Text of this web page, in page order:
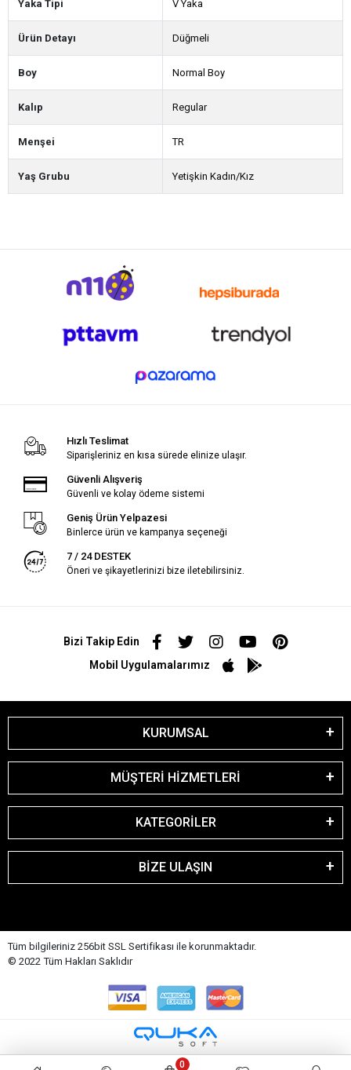
Yaka Tipi V Yaka
Ürün Detayı Düğmeli
Boy Normal Boy
Kalıp Regular
Menşei TR
Yaş Grubu Yetişkin Kadın/Kız
Hızlı Teslimat
Siparişleriniz en kısa sürede elinize ulaşır.
Güvenli Alışveriş
Güvenli ve kolay ödeme sistemi
Geniş Ürün Yelpazesi
Binlerce ürün ve kampanya seçeneği
7 / 24 DESTEK
Öneri ve şikayetlerinizi bize iletebilirsiniz.
Bizi Takip Edin
Mobil Uygulamalarımız
KURUMSAL
MÜŞTERİ HİZMETLERİ
KATEGORİLER
BİZE ULAŞIN
Tüm bilgileriniz 256bit SSL Sertifikası ile korunmaktadır.
© 2022 Tüm Hakları Saklıdır
0